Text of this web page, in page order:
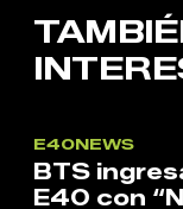
E40NEWS
BTS
E40 con